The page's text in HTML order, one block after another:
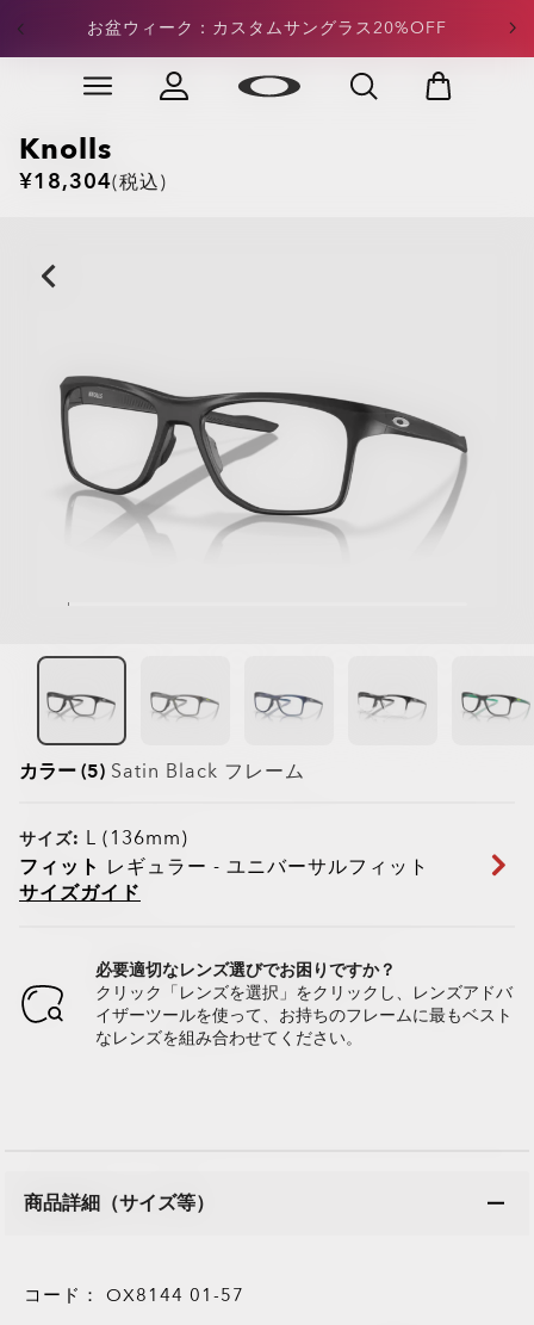
Skip to
お盆ウィーク：カスタムサングラス20%OFF
定価アパレル：合計¥15,000以上のご注文で20%OFFが
適用
Slide 3 of 4. 定価アパレル：合計¥15,000以上のご注文で
Knolls
¥18,304(税込)
カラー (5) Satin Black フレーム
サイズ: L (136mm)
フィット レギュラー - ユニバーサルフィット
サイズガイド
必要適切なレンズ選びでお困りですか？
クリック「レンズを選択」をクリックし、レンズアドバ
イザーツールを使って、お持ちのフレームに最もベスト
なレンズを組み合わせてください。
商品詳細（サイズ等）
コード： OX8144 01-57